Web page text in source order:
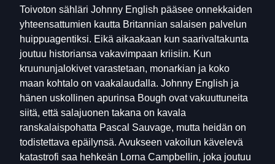
Toivoton sähläri Johnny English pääsee onnekkaiden
yhteensattumien kautta Britannian salaisen palvelun
huippuagentiksi. Eikä aikaakaan kun saarivaltakunta
joutuu historiansa vakavimpaan kriisiin. Kun
kruununjalokivet varastetaan, monarkian ja koko
maan kohtalo on vaakalaudalla. Johnny English ja
hänen uskollinen apurinsa Bough ovat vakuuttuneita
siitä, että salajuonen takana on kavala
ranskalaispohatta Pascal Sauvage, mutta heidän on
todistettava epäilynsä. Avukseen vakoilun kävelevä
katastrofi saa hehkeän Lorna Campbellin, joka joutuu